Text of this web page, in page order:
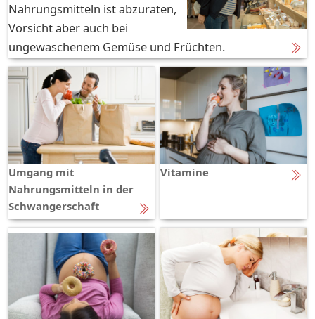
Nahrungsmitteln ist abzuraten,
Vorsicht aber auch bei
ungewaschenem Gemüse und Früchten.
Umgang mit
Nahrungsmitteln in der
Schwangerschaft
Vitamine